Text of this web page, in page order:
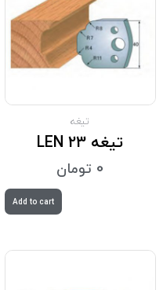
تیغه
تیغه LEN 23
0 تومان
Add to cart